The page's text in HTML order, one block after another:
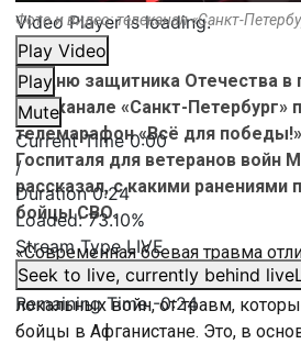
Video Player is loading.
Play Video
Play
Mute
Current Time0:00
/
Duration0:24
Loaded:73.10%
Stream TypeLIVE
Seek to live, currently behind live
Remaining Time-0:24
Фото и видео: телеканал «Санкт-
Ко Дню защитника Отечества в
телеканале «Санкт-Петербург»
телемарафон «Всё для
Госпиталя для ветеранов войн
рассказал, с какими ранениями
бойцы СВО.
«Современная боевая травма
Великой Отечественной войны,
локальных войн, от травм,
бойцы в Афганистане. Это, в